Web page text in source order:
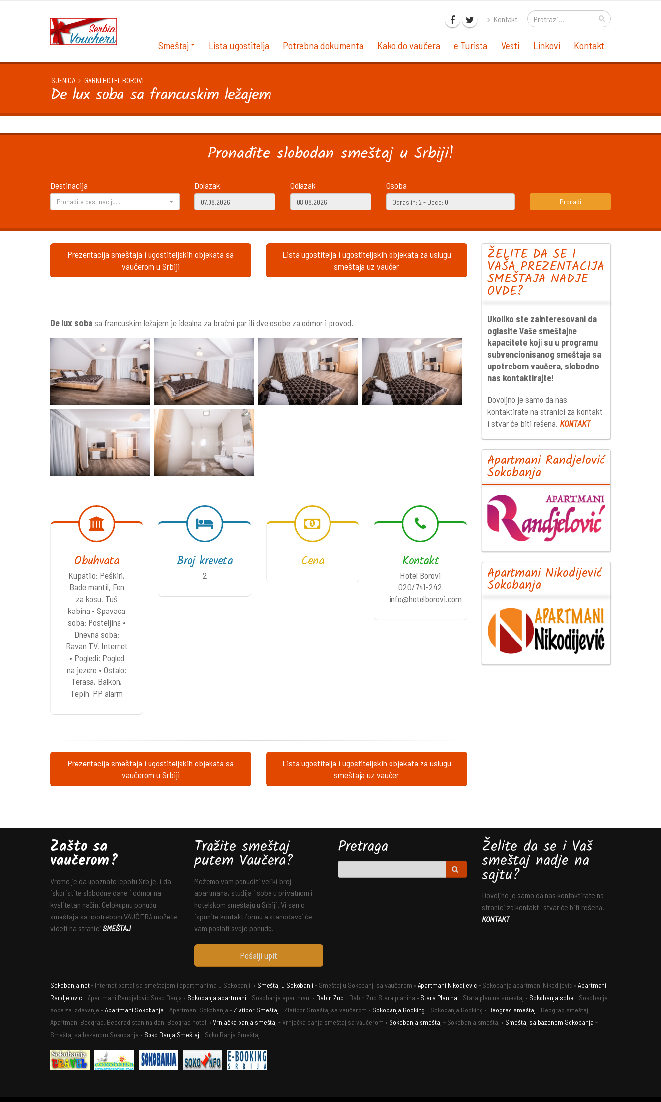
Kontakt
Smeštaj Lista ugostitelja Potrebna dokumenta Kako do vaučera e Turista Vesti Linkovi Kontakt
SJENICA GARNI HOTEL BOROVI
De lux soba sa francuskim ležajem
Pronađite slobodan smeštaj u Srbiji!
Destinacija
Pronađite destinaciju...
Dolazak Odlazak Osoba
Pronađi
Prezentacija smeštaja i ugostiteljskih objekata sa
vaučerom u Srbiji
Lista ugostitelja i ugostiteljskih objekata za uslugu
smeštaja uz vaučer
De lux sobasa francuskim ležajem je idealna za bračni par ili dve osobe za odmor i provod.
Obuhvata
Kupatilo: Peškiri,
Bade mantil, Fen
za kosu, Tuš
kabina • Spavaća
soba: Posteljina •
Dnevna soba:
Ravan TV, Internet
• Pogledi: Pogled
na jezero • Ostalo:
Terasa, Balkon,
Tepih, PP alarm
Broj kreveta
2
Cena Kontakt
Hotel Borovi
020/741-242
info@hotelborovi.com
Prezentacija smeštaja i ugostiteljskih objekata sa
vaučerom u Srbiji
Lista ugostitelja i ugostiteljskih objekata za uslugu
smeštaja uz vaučer
ŽELITE DA SE I
VAŠA PREZENTACIJA
SMEŠTAJA NADJE
OVDE?
Ukoliko ste zainteresovani da
oglasite Vaše smeštajne
kapacitete koji su u programu
subvencionisanog smeštaja sa
upotrebom vaučera, slobodno
nas kontaktirajte!
Dovoljno je samo da nas
kontaktirate na stranici za kontakt
i stvar će biti rešena. KONTAKT
Apartmani Randjelović
Sokobanja
Apartmani Nikodijević
Sokobanja
Zašto sa
vaučerom?
Vreme je da upoznate lepotu Srbije, i da
iskoristite slobodne dane i odmor na
kvalitetan način. Celokupnu ponudu
smeštaja sa upotrebom VAUČERA možete
videti na stranici SMEŠTAJ
Tražite smeštaj
putem Vaučera?
Možemo vam ponuditi veliki broj
apartmana, studija i soba u privatnom i
hotelskom smeštaju u Srbiji. Vi samo
ispunite kontakt formu a stanodavci će
vam poslati svoje ponude.
Pošalji upit
Pretraga Želite da se i Vaš
smeštaj nadje na
sajtu?
Dovoljno je samo da nas kontaktirate na
stranici za kontakt i stvar će biti rešena.
KONTAKT
Sokobanja.net- Internet portal sa smeštajem i apartmanima u Sokobanji. • Smeštaj u Sokobanji - Smeštaj u Sokobanji sa vaučerom • Apartmani Nikodijevic - Sokobanja apartmani Nikodijevic • Apartmani
Randjelovic - Apartmani Randjelovic Soko Banja • Sokobanja apartmani - Sokobanja apartmani • Babin Zub - Babin Zub Stara planina • Stara Planina - Stara planina smestaj • Sokobanja sobe - Sokobanja
sobe za izdavanje • Apartmani Sokobanja - Apartmani Sokobanja • Zlatibor Smeštaj - Zlatibor Smeštaj sa vaučerom • Sokobanja Booking - Sokobanja Booking • Beograd smeštaj - Beograd smeštaj -
Apartmani Beograd, Beograd stan na dan, Beograd hoteli • Vrnjačka banja smeštaj - Vrnjačka banja smeštaj sa vaučerom • Sokobanja smeštaj - Sokobanja smeštaj • Smeštaj sa bazenom Sokobanja -
Smeštaj sa bazenom Sokobanja • Soko Banja Smeštaj - Soko Banja Smeštaj